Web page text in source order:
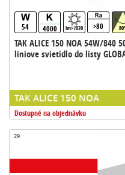
54 4000 lm>7020 >80
TAK ALICE 150 NOA 54W/840
liniove svietidlo do listy
TAK ALICE 150 NOA
Dostupné na objednávku
29